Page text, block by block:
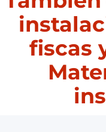
fiscas